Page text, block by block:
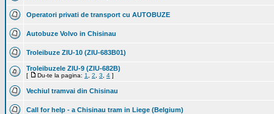
Operatori privati de transport cu AUTOBUZE
Autobuze Volvo in Chisinau
Troleibuze ZIU-10 (ZIU-683B01)
Troleibuzele ZIU-9 (ZIU-682B)
[ Du-te la pagina: 1 2 3 4 ]
Vechiul tramvai din Chisinau
Call for help - a Chisinau tram in Liege (Belgium)